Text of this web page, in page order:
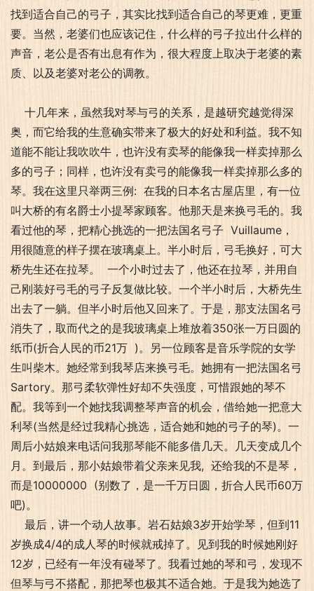
找到适合自己的弓子，其实比找到适合自己的琴更难，更重
要。当然，老婆们也应该记住，什么样的弓子拉出什么样的
声音，老公是否有出息有作为，很大程度上取决于老婆的素
质、以及老婆对老公的调教。
十几年来，虽然我对琴与弓的关系，是越研究越觉得深
奥，而它给我的生意确实带来了极大的好处和利益。我不知
道能不能让我吹吹牛，也许没有卖琴的能像我一样卖掉那么
多的弓子；同样，也许没有卖弓的能像我一样卖掉那么多的
琴。我在这里只举两三例: 在我的日本名古屋店里，有一位
叫大桥的有名爵士小提琴家顾客。他那天是来换弓毛的。我
看过他的琴，把精心挑选的一把法国名弓子 Vuillaume，
用很随意的样子摆在玻璃桌上。半小时后，弓毛换好，可大
桥先生还在拉琴。 一个小时过去了，他还在拉琴，并用自
己刚装好弓毛的弓子反复做比较。一个半小时后，大桥先生
出去了一躺。但半小时后他又回来了。于是，那支法国名弓
消失了，取而代之的是我玻璃桌上堆放着350张一万日圆的
纸币(折合人民的币21万 )。另一位顾客是音乐学院的女学
生叫柴木。她经常到我琴店来换弓毛。她拥有一把法国名弓
Sartory。那弓柔软弹性好却不失强度，可惜跟她的琴不
配。我等到一个她找我调整琴声音的机会，借给她一把意大
利琴(当然是经过我精心挑选，适合她和她的弓子的琴)。一
周后小姑娘来电话问我那琴能不能多借几天。几天变成几个
月。到最后，那小姑娘带着父亲来见我, 还给我的不是琴，
而是10000000 (别数了，是一千万日圆，折合人民币60万
吧)。
最后，讲一个动人故事。岩石姑娘3岁开始学琴，但到11
岁换成4/4的成人琴的时候就戒掉了。见到我的时候她刚好
12岁，已经有一年没有碰琴了。我看过她的琴和弓，发现不
但琴与弓不搭配，那把琴也极其不适合她。于是我为她选了